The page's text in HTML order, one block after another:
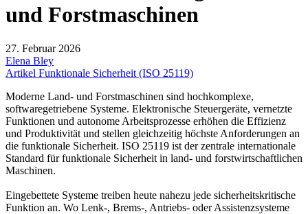
und Forstmaschinen
27. Februar 2026
Elena Bley
Artikel Funktionale Sicherheit (ISO 25119)
Moderne Land- und Forstmaschinen sind hochkomplexe,
softwaregetriebene Systeme. Elektronische Steuergeräte, vernetzte
Funktionen und autonome Arbeitsprozesse erhöhen die Effizienz
und Produktivität und stellen gleichzeitig höchste Anforderungen an
die funktionale Sicherheit. ISO 25119 ist der zentrale internationale
Standard für funktionale Sicherheit in land- und forstwirtschaftlichen
Maschinen.
Eingebettete Systeme treiben heute nahezu jede sicherheitskritische
Funktion an. Wo Lenk-, Brems-, Antriebs- oder Assistenzsysteme